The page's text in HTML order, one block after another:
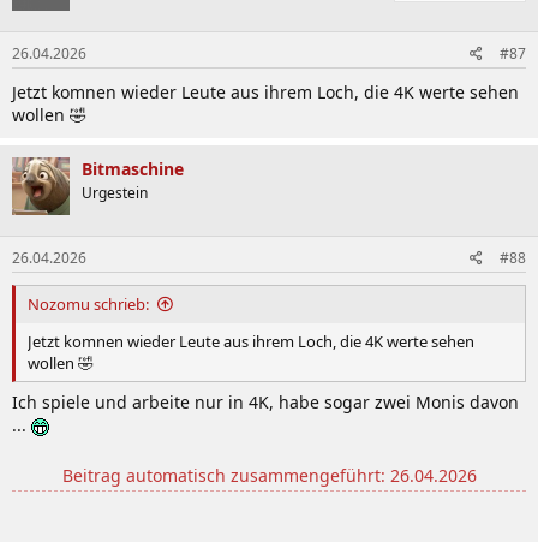
26.04.2026 #87
Jetzt komnen wieder Leute aus ihrem Loch, die 4K werte sehen
wollen 🤣
Bitmaschine
Urgestein
26.04.2026 #88
Nozomu schrieb:
Jetzt komnen wieder Leute aus ihrem Loch, die 4K werte sehen
wollen 🤣
Ich spiele und arbeite nur in 4K, habe sogar zwei Monis davon
...
Beitrag automatisch zusammengeführt: 26.04.2026